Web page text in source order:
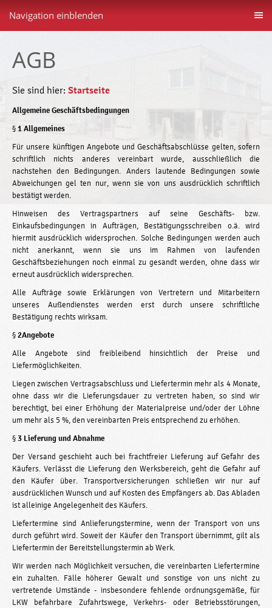
Navigation einblenden
AGB
Sie sind hier: Startseite
Allgemeine Geschäftsbedingungen
§1 Allgemeines
Für unsere künftigen Angebote und Geschäftsabschlüsse gelten, sofern
schriftlich nichts anderes vereinbart wurde, ausschließlich die
nachstehen­ den Bedingungen. Anders lautende Bedingungen sowie
Abweichungen gel­ ten nur, wenn sie von uns ausdrücklich schriftlich
bestätigt werden.
Hinweisen des Vertragspartners auf seine Geschäfts- bzw.
Einkaufsbedingungen in Aufträgen, Bestätigungsschreiben o.ä. wird
hiermit ausdrücklich widersprochen. Solche Bedingungen werden auch
nicht anerkannt, wenn sie uns im Rahmen von laufenden
Geschäftsbeziehungen noch einmal zu­ gesandt werden, ohne dass wir
erneut ausdrücklich widersprechen.
Alle Aufträge sowie Erklärungen von Vertretern und Mitarbeitern
unseres Außendienstes werden erst durch unsere schriftliche
Bestätigung rechts­ wirksam.
§2Angebote
Alle Angebote sind freibleibend hinsichtlich der Preise und
Liefermöglichkeiten.
Liegen zwischen Vertragsabschluss und Liefertermin mehr als 4 Monate,
ohne dass wir die Lieferungsdauer zu vertreten haben, so sind wir
berechtigt, bei einer Erhöhung der Materialpreise und/oder der Löhne
um mehr als 5 %, den vereinbarten Preis entsprechend zu erhöhen.
§3 Lieferung und Abnahme
Der Versand geschieht auch bei frachtfreier Lieferung auf Gefahr des
Käufers. Verlässt die Lieferung den Werksbereich, geht die Gefahr auf
den Käufer über. Transportversicherungen schließen wir nur auf
ausdrücklichen Wunsch und auf Kosten des Empfängers ab. Das Abladen
ist alleinige Angelegenheit des Käufers.
Liefertermine sind Anlieferungstermine, wenn der Transport von uns
durch­ geführt wird. Soweit der Käufer den Transport übernimmt, gilt als
Liefertermin der Bereitstellungstermin ab Werk.
Wir werden nach Möglichkeit versuchen, die vereinbarten Liefertermine
ein­ zuhalten. Fälle höherer Gewalt und sonstige von uns nicht zu
vertretende Umstände - insbesondere fehlende ordnungsgemäße, für
LKW befahrbare Zufahrtswege, Verkehrs- oder Betriebsstörungen,